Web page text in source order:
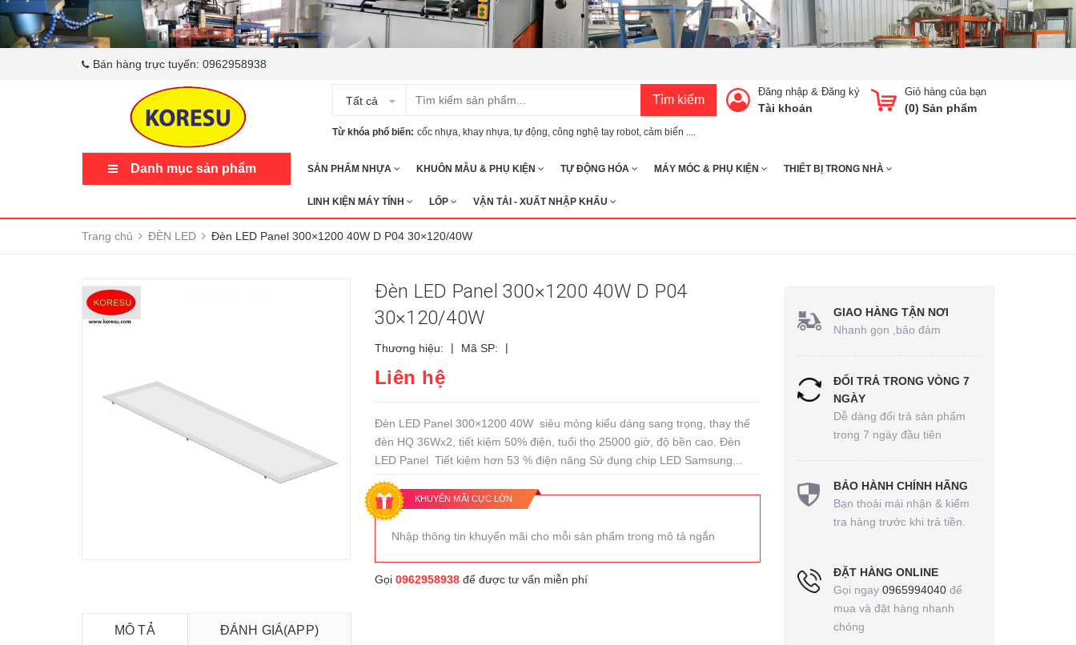
Bán hàng trực tuyến: 0962958938
Tất cả Tìm kiếm
Từ khóa phổ biến:cốc nhựa khay nhựa tự động công nghệ tay robot cảm biến ....
Giỏ hàng của bạn
(0) Sản phẩm
Đăng nhập & Đăng ký
Tài khoản
Danh mục sản phẩm SẢN PHẨM NHỰA KHUÔN MẪU & PHỤ KIỆN TỰ ĐỘNG HÓA MÁY MÓC & PHỤ KIỆN THIẾT BỊ TRONG NHÀ
LINH KIỆN MÁY TÍNH LỐP VẬN TẢI - XUẤT NHẬP KHẨU
Trang chủ ĐÈN LED Đèn LED Panel 300×1200 40W D P04 30×120/40W
Đèn LED Panel 300×1200 40W D P04
30×120/40W
Thương hiệu: | Mã SP: |
Liên hệ
Đèn LED Panel 300×1200 40W siêu mỏng kiểu dáng sang trọng, thay thế
đèn HQ 36Wx2, tiết kiệm 50% điện, tuổi thọ 25000 giờ, độ bền cao. Đèn
LED Panel Tiết kiệm hơn 53 % điện năng Sử dụng chip LED Samsung...
KHUYẾN MÃI CỰC LỚN
Nhập thông tin khuyến mãi cho mỗi sản phẩm trong mô tả ngắn
Gọi 0962958938để được tư vấn miễn phí
MÔ TẢ ĐÁNH GIÁ(APP)
GIAO HÀNG TẬN NƠI
Nhanh gọn ,bảo đảm
ĐỔI TRẢ TRONG VÒNG 7
NGÀY
Dễ dàng đổi trả sản phẩm
trong 7 ngày đầu tiên
BẢO HÀNH CHÍNH HÃNG
Bạn thoải mái nhận & kiểm
tra hàng trước khi trả tiền.
ĐẶT HÀNG ONLINE
Gọi ngay 0965994040để
mua và đặt hàng nhanh
chóng